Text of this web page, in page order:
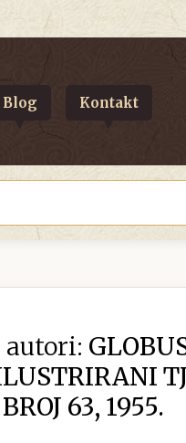
Blog Kontakt
autori:
63, 1955.